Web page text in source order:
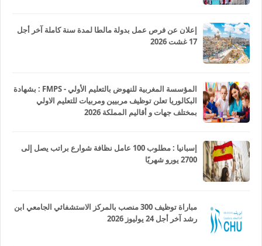
إعلان عن فرص عمل بدولة مالطا لمدة سنة كاملة آخر أجل
17 غشت 2026
المؤسسة المغربية للنهوض بالتعليم الأولي - FMPS : بشهادة
البكالوريا تعلن توظيف مربيين ومربيات للتعليم الاولي
بمختلف جهات و أقاليم المملكة 2026
إسبانيا : مطلوب 100 عامل نظافة شوارع براتب يصل إلى
2700 يورو شهريًا
مباراة توظيف 300 منصب بالمركز الاستشفائي الجامعي ابن
رشد آخر أجل 24 يوليوز 2026